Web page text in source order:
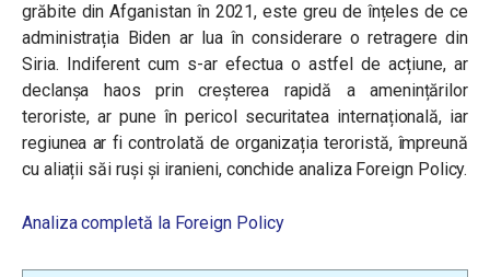
grăbite din Afganistan în 2021, este greu de înțeles de ce
administrația Biden ar lua în considerare o retragere din
Siria. Indiferent cum s-ar efectua o astfel de acțiune, ar
declanșa haos prin creșterea rapidă a amenințărilor
teroriste, ar pune în pericol securitatea internațională, iar
regiunea ar fi controlată de organizația teroristă, împreună
cu aliații săi ruși și iranieni, conchide analiza Foreign Policy.
Analiza completă la Foreign Policy